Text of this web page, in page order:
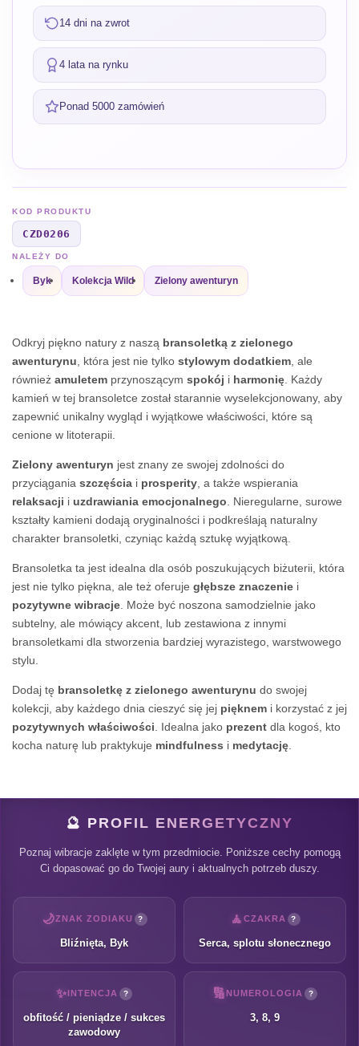
14 dni na zwrot
4 lata na rynku
Ponad 5000 zamówień
KOD PRODUKTU
CZD0206
NALEŻY DO
Byk Kolekcja Wild Zielony awenturyn
Odkryj piękno natury z naszą bransoletką z zielonego
awenturynu , która jest nie tylko stylowym dodatkiem , ale
również amuletem przynoszącym spokój i harmonię . Każdy
kamień w tej bransoletce został starannie wyselekcjonowany, aby
zapewnić unikalny wygląd i wyjątkowe właściwości, które są
cenione w litoterapii.
Zielony awenturyn jest znany ze swojej zdolności do
przyciągania szczęścia i prosperity , a także wspierania
relaksacji i uzdrawiania emocjonalnego . Nieregularne, surowe
kształty kamieni dodają oryginalności i podkreślają naturalny
charakter bransoletki, czyniąc każdą sztukę wyjątkową.
Bransoletka ta jest idealna dla osób poszukujących biżuterii, która
jest nie tylko piękna, ale też oferuje głębsze znaczenie i
pozytywne wibracje . Może być noszona samodzielnie jako
subtelny, ale mówiący akcent, lub zestawiona z innymi
bransoletkami dla stworzenia bardziej wyrazistego, warstwowego
stylu.
Dodaj tę bransoletkę z zielonego awenturynu do swojej
kolekcji, aby każdego dnia cieszyć się jej pięknem i korzystać z jej
pozytywnych właściwości . Idealna jako prezent dla kogoś, kto
kocha naturę lub praktykuje mindfulness i medytację
🔮 PROFIL ENERGETYCZNY
Poznaj wibracje zaklęte w tym przedmiocie. Poniższe cechy pomogą
Ci dopasować go do Twojej aury i aktualnych potrzeb duszy.
🌙ZNAK ZODIAKU ?
Bliźnięta, Byk
🧘 CZAKRA ?
Serca, splotu słonecznego
✨INTENCJA ?
obfitość / pieniądze / sukces
zawodowy
🔢NUMEROLOGIA ?
3, 8, 9